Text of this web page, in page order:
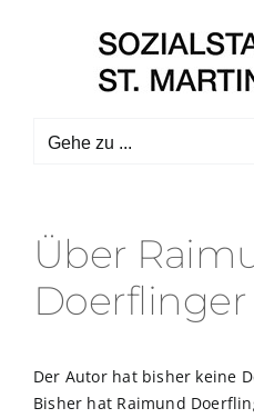
Gehe zu ...
Über
Doerflinger
Der Autor hat bisher keine
Bisher hat Raimund